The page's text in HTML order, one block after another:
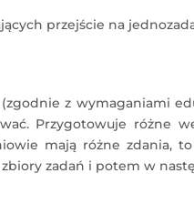
przejście na
z wymaganiami
Przygotowuje różne
mają różne zdania,
zadań i potem w